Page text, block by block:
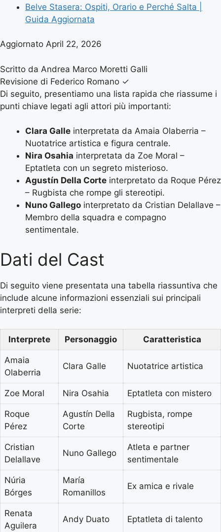
Belve Stasera: Ospiti, Orario e Perché Salta |
Guida Aggiornata
Aggiornato April 22, 2026
Scritto da Andrea Marco Moretti Galli
Revisione di Federico Romano ✓
Di seguito, presentiamo una lista rapida che riassume i
punti chiave legati agli attori più importanti:
Clara Galle interpretata da Amaia Olaberria –
Nuotatrice artistica e figura centrale.
Nira Osahia interpretata da Zoe Moral –
Eptatleta con un segreto misterioso.
Agustín Della Corte interpretato da Roque Pérez
– Rugbista che rompe gli stereotipi.
Nuno Gallego interpretato da Cristian Delallave –
Membro della squadra e compagno
sentimentale.
Dati del Cast
Di seguito viene presentata una tabella riassuntiva che
include alcune informazioni essenziali sui principali
interpreti della serie:
Interprete Personaggio Caratteristica
Amaia
Olaberria
Clara Galle Nuotatrice artistica
Zoe Moral Nira Osahia Eptatleta con mistero
Roque
Pérez
Agustín Della
Corte
Rugbista, rompe
stereotipi
Cristian
Delallave
Nuno Gallego
Atleta e partner
sentimentale
Núria
Bórges
María
Romanillos
Ex amica e rivale
Renata
Aguilera
Andy Duato Eptatleta di talento